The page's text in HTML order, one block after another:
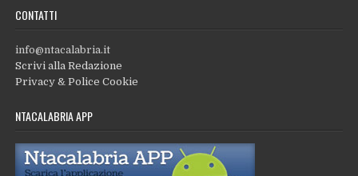
CONTATTI
info@ntacalabria.it
Scrivi alla Redazione
Privacy & Police Cookie
NTACALABRIA APP